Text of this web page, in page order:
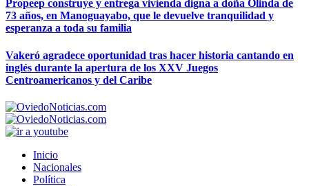
Propeep construye y entrega vivienda digna a doña Olinda de
73 años, en Manoguayabo, que le devuelve tranquilidad y
esperanza a toda su familia
Vakeró agradece oportunidad tras hacer historia cantando en
inglés durante la apertura de los XXV Juegos
Centroamericanos y del Caribe
Inicio
Nacionales
Política